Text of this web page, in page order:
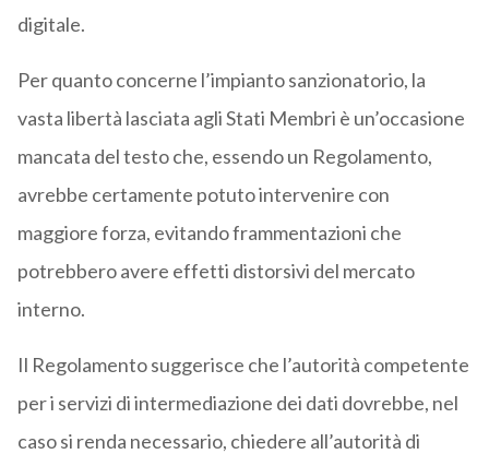
digitale.
Per quanto concerne l’impianto sanzionatorio, la
vasta libertà lasciata agli Stati Membri è un’occasione
mancata del testo che, essendo un Regolamento,
avrebbe certamente potuto intervenire con
maggiore forza, evitando frammentazioni che
potrebbero avere effetti distorsivi del mercato
interno.
Il Regolamento suggerisce che l’autorità competente
per i servizi di intermediazione dei dati dovrebbe, nel
caso si renda necessario, chiedere all’autorità di